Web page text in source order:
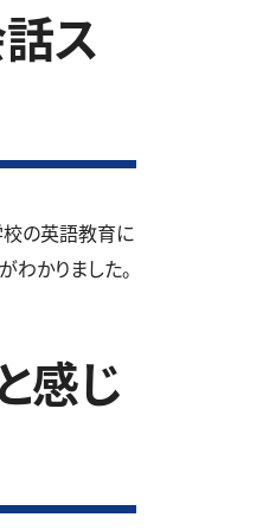
ス
校の英語教育に
わかりました。
感じ